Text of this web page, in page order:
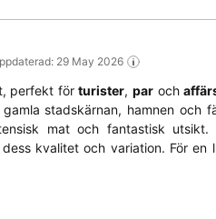
29 May 2026
perfekt förturister,par och
stadskärnan, hamnen och
mat och fantastisk utsikt.
kvalitet och variation. För